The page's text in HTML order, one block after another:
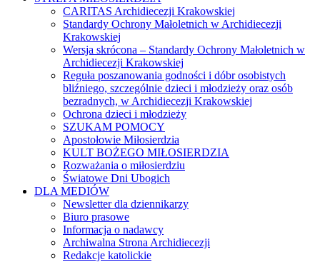
CARITAS Archidiecezji Krakowskiej
Standardy Ochrony Małoletnich w Archidiecezji
Krakowskiej
Wersja skrócona – Standardy Ochrony Małoletnich w
Archidiecezji Krakowskiej
Reguła poszanowania godności i dóbr osobistych
bliźniego, szczególnie dzieci i młodzieży oraz osób
bezradnych, w Archidiecezji Krakowskiej
Ochrona dzieci i młodzieży
SZUKAM POMOCY
Apostołowie Miłosierdzia
KULT BOŻEGO MIŁOSIERDZIA
Rozważania o miłosierdziu
Światowe Dni Ubogich
DLA MEDIÓW
Newsletter dla dziennikarzy
Biuro prasowe
Informacja o nadawcy
Archiwalna Strona Archidiecezji
Redakcje katolickie